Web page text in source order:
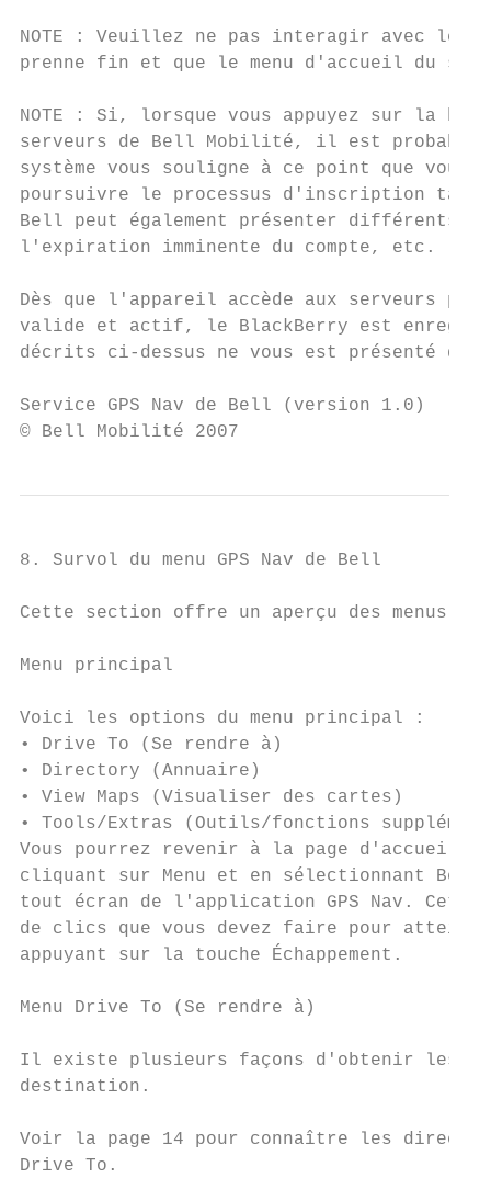
NOTE : Veuillez ne pas interagir avec le
prenne fin et que le menu d'accueil du
NOTE : Si, lorsque vous appuyez sur la
serveurs de Bell Mobilité, il est probable
système vous souligne à ce point que
poursuivre le processus d'inscription tant
Bell peut également présenter différents
l'expiration imminente du compte, etc.
Dès que l'appareil accède aux serveurs
valide et actif, le BlackBerry est
décrits ci-dessus ne vous est présenté de
Service GPS Nav de Bell
© Bell Mobilité 2007
8. Survol du menu GPS Nav de Bell
Cette section offre un aperçu des menus du
Menu principal
Voici les options du menu principal :
• Drive To (Se rendre à)
• Directory (Annuaire)
• View Maps (Visualiser des cartes)
• Tools/Extras (Outils/fonctions
Vous pourrez revenir à la page d'accueil
cliquant sur Menu et en sélectionnant Bell
tout écran de l'application GPS Nav. Cette
de clics que vous devez faire pour
appuyant sur la touche Échappement.
Menu Drive To (Se rendre à)
Il existe plusieurs façons d'obtenir les
destination.
Voir la page 14 pour connaître les
Drive To.